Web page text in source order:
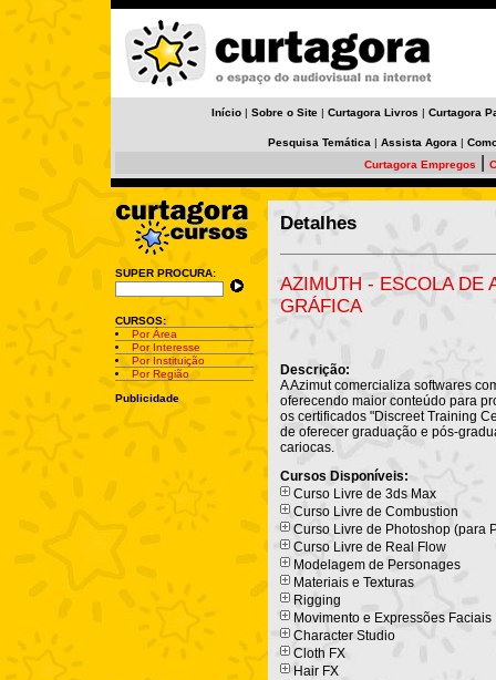
Início | Sobre o Site | Curtagora Livros | Curtagora
Pesquisa Temática | Assista Agora |
Curtagora Empregos
SUPER PROCURA:
CURSOS:
Por Área
Por Interesse
Por Instituição
Por Região
Publicidade
Detalhes
AZIMUTH - ESCOLA DE
GRÁFICA
Descrição:
A Azimut comercializa softwares
oferecendo maior conteúdo para
os certificados "Discreet Training
de oferecer graduação e pós-
cariocas.
Cursos Disponíveis:
Curso Livre de 3ds Max
Curso Livre de Combustion
Curso Livre de Photoshop (para
Curso Livre de Real Flow
Modelagem de Personages
Materiais e Texturas
Rigging
Movimento e Expressões Faciais
Character Studio
Cloth FX
Hair FX